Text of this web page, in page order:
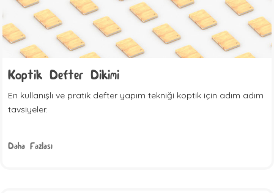
Koptik Defter Dikimi
En kullanışlı ve pratik defter yapım tekniği koptik için adım adım
tavsiyeler.
Daha Fazlası